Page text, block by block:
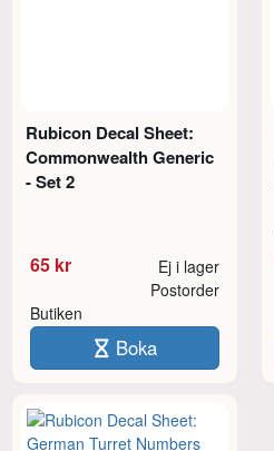
Rubicon Decal Sheet:
Commonwealth Generic
- Set 2
65 kr Ej i lager
Butiken
Postorder
Boka